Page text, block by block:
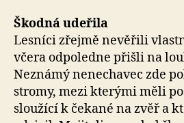
Škodná udeřila
Lesníci zřejmě nevěřili
včera odpoledne přišli na
Neznámý nenechavec zde
stromy, mezi kterými měli
sloužící k čekané na zvěř a